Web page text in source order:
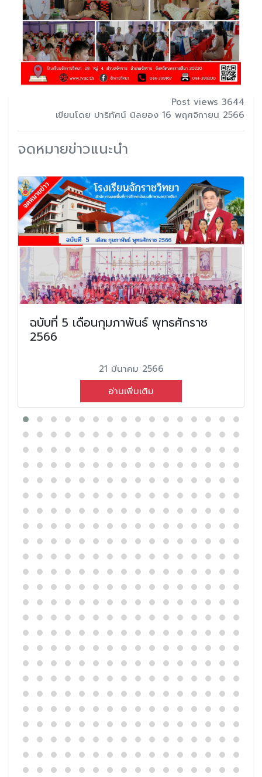
Post views 3644
เขียนโดย ปาริทัศน์ นิลยอง 16 พฤศจิกายน 2566
จดหมายข่าวแนะนำ
ฉบับที่ 5 เดือนกุมภาพันธ์ พุทธศักราช
2566
21 มีนาคม 2566
อ่านเพิ่มเติม